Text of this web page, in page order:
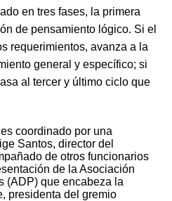
en tres fases, la primera
de pensamiento lógico. Si el
requerimientos, avanza a la
general y específico; si
al tercer y último ciclo que
coordinado por una
Santos, director del
de otros funcionarios
de la Asociación
(ADP) que encabeza la
presidenta del gremio